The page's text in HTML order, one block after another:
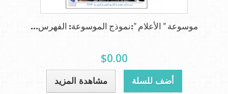
موسوعة " الأعلام ":نموذج الموسوعة: الفهرس...
$0.00
أضف للسلة مشاهدة المزيد